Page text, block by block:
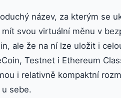
název, za kterým se
svou virtuální měnu v
ale že na ní lze uložit i
Testnet i Ethereum
i relativně kompaktní
u sebe.